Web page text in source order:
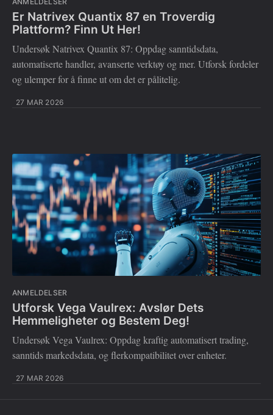
Er Natrivex Quantix 87 en Troverdig
Plattform? Finn Ut Her!
Undersøk Natrivex Quantix 87: Oppdag sanntidsdata,
automatiserte handler, avanserte verktøy og mer. Utforsk fordeler
og ulemper for å finne ut om det er pålitelig.
27 MAR 2026
ANMELDELSER
Utforsk Vega Vaulrex: Avslør Dets
Hemmeligheter og Bestem Deg!
Undersøk Vega Vaulrex: Oppdag kraftig automatisert trading,
sanntids markedsdata, og flerkompatibilitet over enheter.
27 MAR 2026